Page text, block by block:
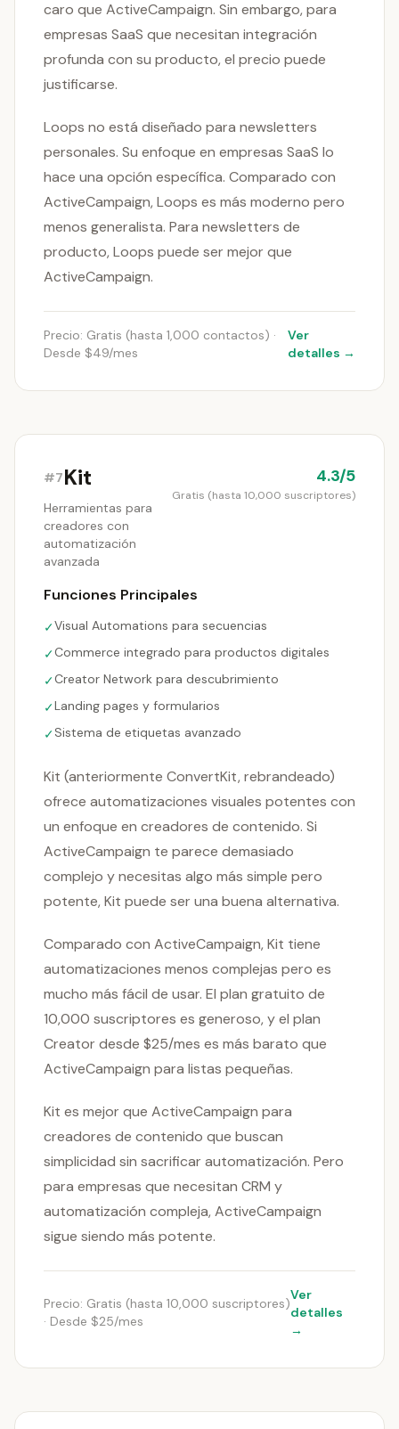
caro que ActiveCampaign. Sin embargo, para
empresas SaaS que necesitan integración
profunda con su producto, el precio puede
justificarse.
Loops no está diseñado para newsletters
personales. Su enfoque en empresas SaaS lo
hace una opción específica. Comparado con
ActiveCampaign, Loops es más moderno pero
menos generalista. Para newsletters de
producto, Loops puede ser mejor que
ActiveCampaign.
Precio: Gratis (hasta 1,000 contactos) ·
Desde $49/mes
Ver
detalles →
#7Kit
Herramientas para
creadores con
automatización
avanzada
4.3/5
Gratis (hasta 10,000 suscriptores)
Funciones Principales
✓Visual Automations para secuencias
✓Commerce integrado para productos digitales
✓Creator Network para descubrimiento
✓Landing pages y formularios
✓Sistema de etiquetas avanzado
Kit (anteriormente ConvertKit, rebrandeado)
ofrece automatizaciones visuales potentes con
un enfoque en creadores de contenido. Si
ActiveCampaign te parece demasiado
complejo y necesitas algo más simple pero
potente, Kit puede ser una buena alternativa.
Comparado con ActiveCampaign, Kit tiene
automatizaciones menos complejas pero es
mucho más fácil de usar. El plan gratuito de
10,000 suscriptores es generoso, y el plan
Creator desde $25/mes es más barato que
ActiveCampaign para listas pequeñas.
Kit es mejor que ActiveCampaign para
creadores de contenido que buscan
simplicidad sin sacrificar automatización. Pero
para empresas que necesitan CRM y
automatización compleja, ActiveCampaign
sigue siendo más potente.
Precio: Gratis (hasta 10,000 suscriptores)
· Desde $25/mes
Ver
detalles
→